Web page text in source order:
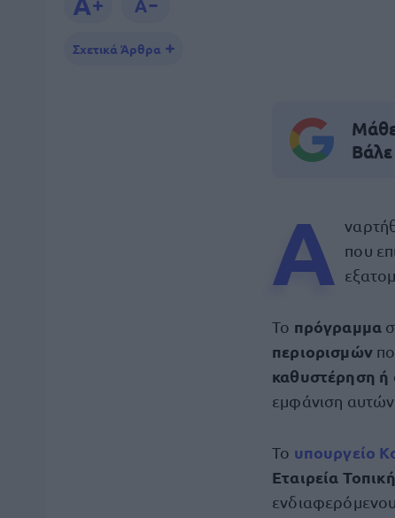
Σχετικά Άρθρα
Α που
Το πρόγραμμα
περιορισμών
καθυστέρηση ή
εμφάνιση
Το υπουργείο
Εταιρεία